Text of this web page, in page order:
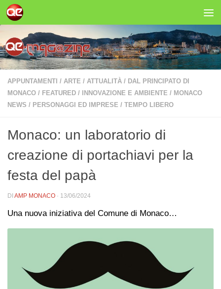
Salta al contenuto
APPUNTAMENTI / ARTE / ATTUALITÀ / DAL PRINCIPATO DI
MONACO / FEATURED / INNOVAZIONE E AMBIENTE / MONACO
NEWS / PERSONAGGI ED IMPRESE / TEMPO LIBERO
Monaco: un laboratorio di
creazione di portachiavi per la
festa del papà
DI AMP MONACO · 13/06/2024
Una nuova iniziativa del Comune di Monaco…